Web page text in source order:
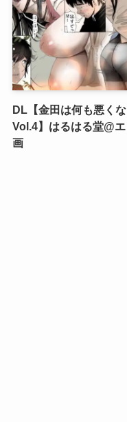
DL【金田は何も悪く
Vol.4】はるはる堂@
画